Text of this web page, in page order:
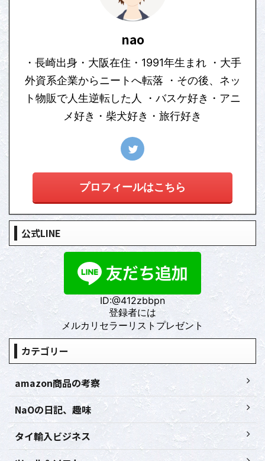
nao
・長崎出身・大阪在住・1991年生まれ ・大手
外資系企業からニートへ転落 ・その後、ネッ
ト物販で人生逆転した人 ・バスケ好き・アニ
メ好き・柴犬好き・旅行好き
プロフィールはこちら
公式LINE
ID:@412zbbpn
登録者には
メルカリセラーリストプレゼント
カテゴリー
amazon商品の考察
NaOの日記、趣味
タイ輸入ビジネス